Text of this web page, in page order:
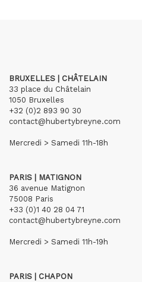
BRUXELLES | CHÂTELAIN
33 place du Châtelain
1050 Bruxelles
+32 (0)2 893 90 30
contact@hubertybreyne.com
Mercredi > Samedi 11h-18h
PARIS | MATIGNON
36 avenue Matignon
75008 Paris
+33 (0)1 40 28 04 71
contact@hubertybreyne.com
Mercredi > Samedi 11h-19h
PARIS | CHAPON